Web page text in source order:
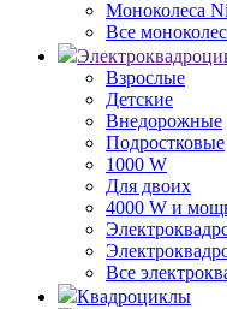
Моноколеса
Все
Взрослые
Детские
Внедорожные
Подростковые
1000 W
Для двоих
4000 W и
Все
Квадроциклы